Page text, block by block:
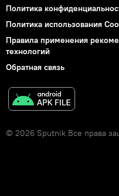
Политика
Политика использования
Правила применения
технологий
Обратная связь
© 2026 Sputnik Все права